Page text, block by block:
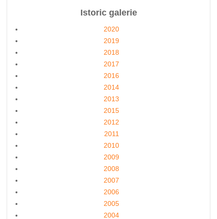
Istoric galerie
2020
2019
2018
2017
2016
2014
2013
2015
2012
2011
2010
2009
2008
2007
2006
2005
2004